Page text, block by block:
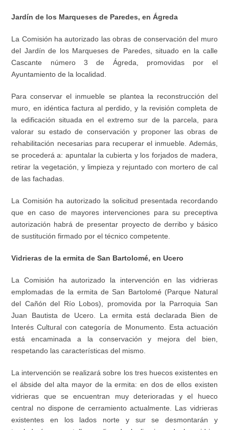
Jardín de los Marqueses de Paredes, en Ágreda
La Comisión ha autorizado las obras de conservación del muro
del Jardín de los Marqueses de Paredes, situado en la calle
Cascante número 3 de Ágreda, promovidas por el
Ayuntamiento de la localidad.
Para conservar el inmueble se plantea la reconstrucción del
muro, en idéntica factura al perdido, y la revisión completa de
la edificación situada en el extremo sur de la parcela, para
valorar su estado de conservación y proponer las obras de
rehabilitación necesarias para recuperar el inmueble. Además,
se procederá a: apuntalar la cubierta y los forjados de madera,
retirar la vegetación, y limpieza y rejuntado con mortero de cal
de las fachadas.
La Comisión ha autorizado la solicitud presentada recordando
que en caso de mayores intervenciones para su preceptiva
autorización habrá de presentar proyecto de derribo y básico
de sustitución firmado por el técnico competente.
Vidrieras de la ermita de San Bartolomé, en Ucero
La Comisión ha autorizado la intervención en las vidrieras
emplomadas de la ermita de San Bartolomé (Parque Natural
del Cañón del Río Lobos), promovida por la Parroquia San
Juan Bautista de Ucero. La ermita está declarada Bien de
Interés Cultural con categoría de Monumento. Esta actuación
está encaminada a la conservación y mejora del bien,
respetando las características del mismo.
La intervención se realizará sobre los tres huecos existentes en
el ábside del alta mayor de la ermita: en dos de ellos existen
vidrieras que se encuentran muy deterioradas y el hueco
central no dispone de cerramiento actualmente. Las vidrieras
existentes en los lados norte y sur se desmontarán y